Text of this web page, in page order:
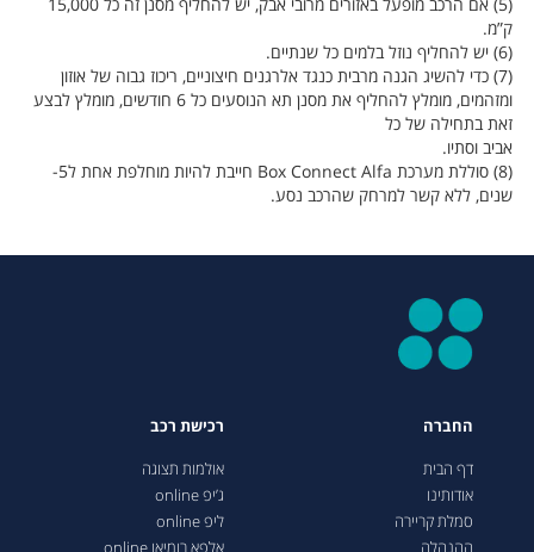
(5) אם הרכב מופעל באזורים מרובי אבק, יש להחליף מסנן זה כל 15,000
ק”מ.
(6) יש להחליף נוזל בלמים כל שנתיים.
(7) כדי להשיג הגנה מרבית כנגד אלרגנים חיצוניים, ריכוז גבוה של אוזון
ומזהמים, מומלץ להחליף את מסנן תא הנוסעים כל 6 חודשים, מומלץ לבצע
זאת בתחילה של כל
אביב וסתיו.
(8) סוללת מערכת Box Connect Alfa חייבת להיות מוחלפת אחת ל5-
שנים, ללא קשר למרחק שהרכב נסע.
החברה
דף הבית
אודותינו
סמלת קריירה
ההנהלה
רכישת רכב
אולמות תצוגה
ג’יפ online
ליפ online
אלפא רומיאו online